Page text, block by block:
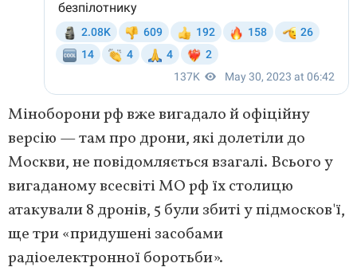
Міноборони рф вже вигадало й офіційну
версію — там про дрони, які долетіли до
Москви, не повідомляється взагалі. Всього у
вигаданому всесвіті МО рф їх столицю
атакували 8 дронів, 5 були збиті у підмосков'ї,
ще три «придушені засобами
радіоелектронної боротьби».